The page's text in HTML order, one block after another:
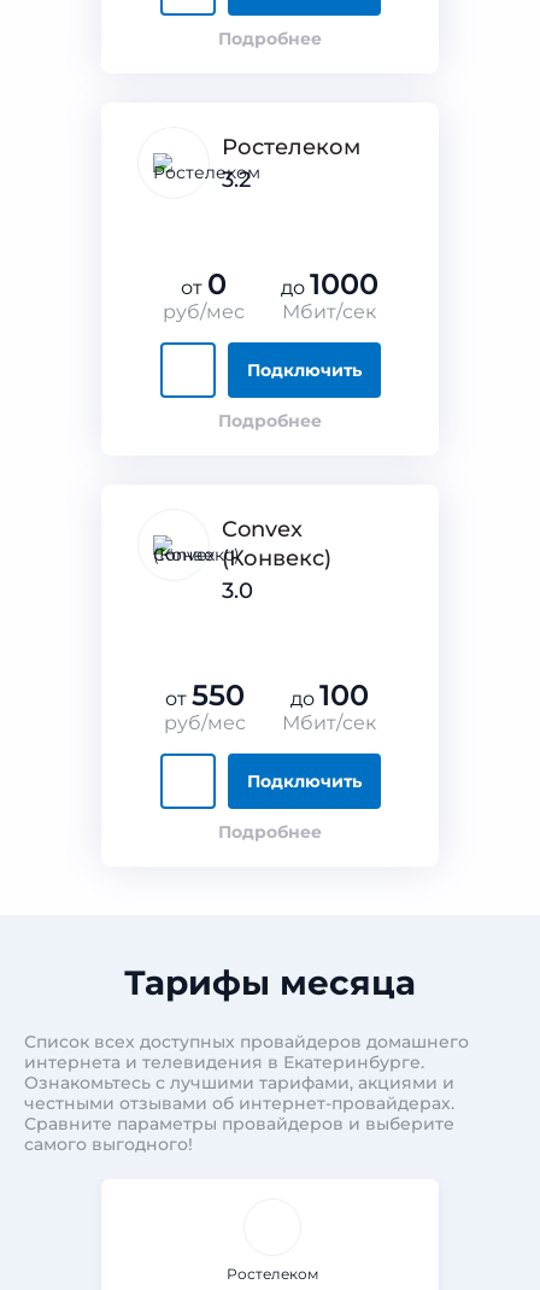
Подробнее
Ростелеком
3.2
от 0
руб/мес
до 1000
Мбит/сек
Подключить
Подробнее
Convex
(Конвекс)
3.0
от 550
руб/мес
до 100
Мбит/сек
Подключить
Подробнее
Тарифы месяца
Список всех доступных провайдеров домашнего
интернета и телевидения в Екатеринбурге.
Ознакомьтесь с лучшими тарифами, акциями и
честными отзывами об интернет-провайдерах.
Сравните параметры провайдеров и выберите
самого выгодного!
Ростелеком